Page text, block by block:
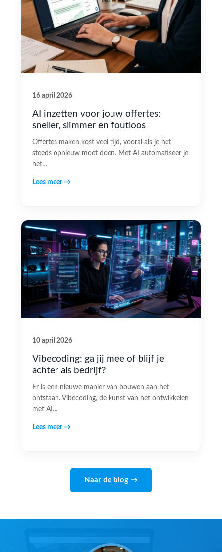
16 april 2026
AI inzetten voor jouw offertes:
sneller, slimmer en foutloos
Offertes maken kost veel tijd, vooral als je het
steeds opnieuw moet doen. Met AI automatiseer je
het…
Lees meer →
10 april 2026
Vibecoding: ga jij mee of blijf je
achter als bedrijf?
Er is een nieuwe manier van bouwen aan het
ontstaan. Vibecoding, de kunst van het ontwikkelen
met AI…
Lees meer →
Naar de blog →